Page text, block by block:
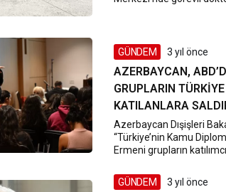
GÜNDEM 3 yıl önce
AZERBAYCAN,
GRUPLARIN
KATILANLARA
Azerbaycan Dışişleri
“Türkiye’nin Kamu
Ermeni grupların
GÜNDEM 3 yıl önce